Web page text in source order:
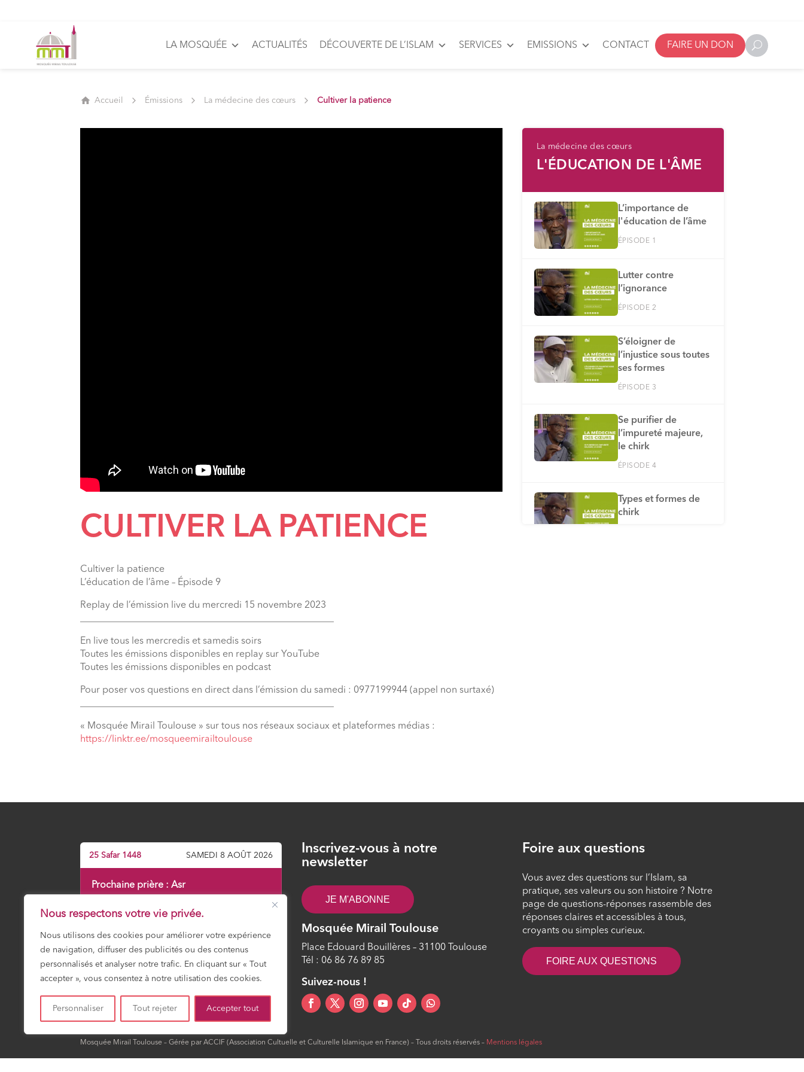
Nous respectons votre vie privée.
Nous utilisons des cookies pour améliorer votre expérience
de navigation, diffuser des publicités ou des contenus
personnalisés et analyser notre trafic. En cliquant sur « Tout
accepter », vous consentez à notre utilisation des cookies.
Personnaliser Tout rejeter Accepter tout
LA MOSQUÉE ACTUALITÉS DÉCOUVERTE DE L’ISLAM SERVICES EMISSIONS CONTACT FAIRE UN DON
Accueil Émissions La médecine des cœurs Cultiver la patience
CULTIVER LA PATIENCE
Cultiver la patience
L’éducation de l’âme – Épisode 9
Replay de l’émission live du mercredi 15 novembre 2023
En live tous les mercredis et samedis soirs
Toutes les émissions disponibles en replay sur YouTube
Toutes les émissions disponibles en podcast
Pour poser vos questions en direct dans l’émission du samedi : 0977199944 (appel non surtaxé)
« Mosquée Mirail Toulouse » sur tous nos réseaux sociaux et plateformes médias :
⁠https://linktr.ee/mosqueemirailtoulouse
La médecine des cœurs
L'ÉDUCATION DE L'ÂME
L’importance de
l'éducation de l’âme
ÉPISODE 1
Lutter contre
l’ignorance
ÉPISODE 2
S’éloigner de
l’injustice sous toutes
ses formes
ÉPISODE 3
Se purifier de
l’impureté majeure,
le chirk
ÉPISODE 4
Types et formes de
chirk
Face au mal des gens
Rechercher la
positivité
25 Safar 1448 SAMEDI 8 AOÛT 2026
Prochaine prière :Asr
15:55
Fajr
03:18
Shuruk
04:51
Dohr
12:01
Asr
15:55
Maghrib
19:13
20:40
Inscrivez-vous à notre
newsletter
JE M'ABONNE
Mosquée Mirail Toulouse
Place Edouard Bouillères – 31100 Toulouse
Tél : 06 86 76 89 85
Suivez-nous !
Foire aux questions
Vous avez des questions sur l’Islam, sa
pratique, ses valeurs ou son histoire ? Notre
page de questions-réponses rassemble des
réponses claires et accessibles à tous,
croyants ou simples curieux.
FOIRE AUX QUESTIONS
Mosquée Mirail Toulouse – Gérée par ACCIF (Association Cultuelle et Culturelle Islamique en France) – Tous droits réservés – Mentions légales